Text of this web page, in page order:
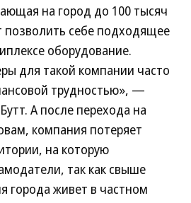
на город до 100 тысяч
себе подходящее
оборудование.
для такой компании часто
трудностью», —
А после перехода на
компания потеряет
на которую
так как свыше
города живет в частном